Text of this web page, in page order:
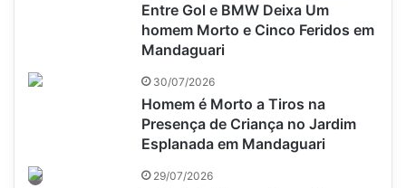
Entre Gol e BMW Deixa Um
homem Morto e Cinco Feridos em
Mandaguari
30/07/2026
Homem é Morto a Tiros na
Presença de Criança no Jardim
Esplanada em Mandaguari
29/07/2026